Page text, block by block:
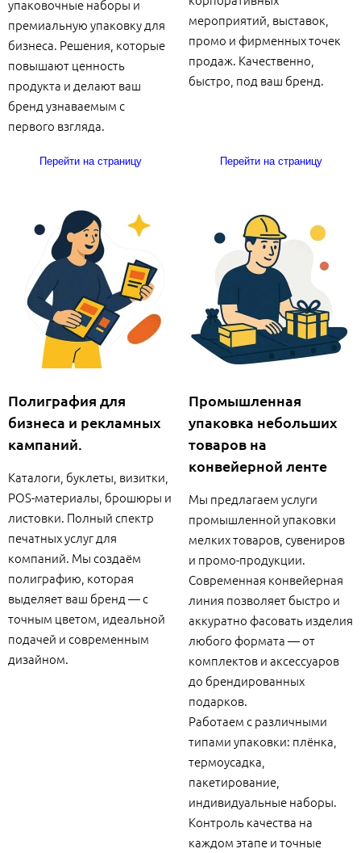
упаковочные наборы и
премиальную упаковку для
бизнеса. Решения, которые
повышают ценность
продукта и делают ваш
бренд узнаваемым с
первого взгляда.
Перейти на страницу
мероприятий, выставок,
промо и фирменных точек
продаж. Качественно,
быстро, под ваш бренд.
Перейти на страницу
Полиграфия для
бизнеса и рекламных
кампаний.
Каталоги, буклеты, визитки,
POS-материалы, брошюры и
листовки. Полный спектр
печатных услуг для
компаний. Мы создаём
полиграфию, которая
выделяет ваш бренд — с
точным цветом, идеальной
подачей и современным
дизайном.
Промышленная
упаковка небольших
товаров на
конвейерной ленте
Мы предлагаем услуги
промышленной упаковки
мелких товаров, сувениров
и промо-продукции.
Современная конвейерная
линия позволяет быстро и
аккуратно фасовать изделия
любого формата — от
комплектов и аксессуаров
до брендированных
подарков.
Работаем с различными
типами упаковки: плёнка,
термоусадка,
пакетирование,
индивидуальные наборы.
Контроль качества на
каждом этапе и точные